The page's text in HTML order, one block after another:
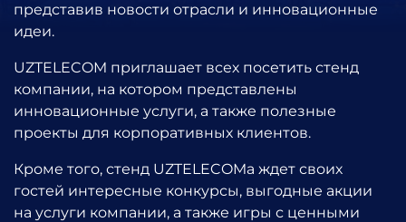
представив новости отрасли и инновационные
идеи.
UZTELECOM приглашает всех посетить стенд
компании, на котором представлены
инновационные услуги, а также полезные
проекты для корпоративных клиентов.
Кроме того, стенд UZTELECOMа ждет своих
гостей интересные конкурсы, выгодные акции
на услуги компании, а также игры с ценными